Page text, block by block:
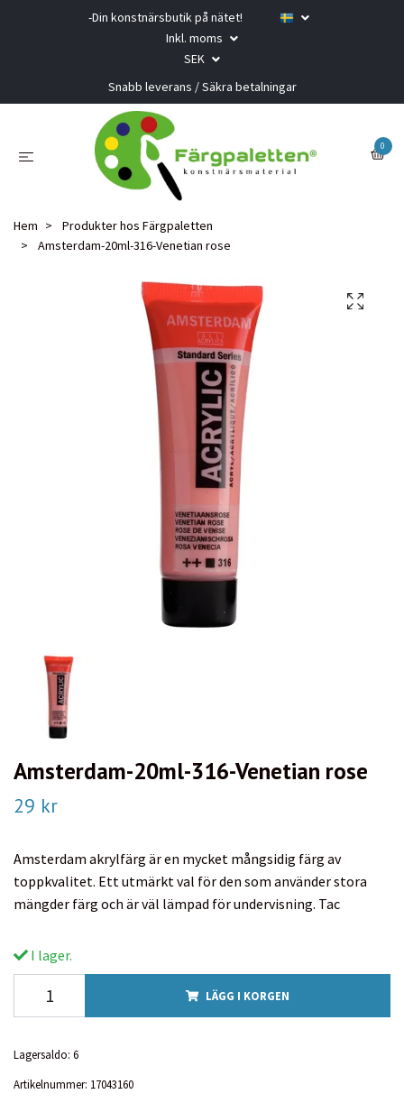
-Din konstnärsbutik på nätet!
Inkl. moms
SEK
Snabb leverans / Säkra betalningar
0
Hem
Produkter hos Färgpaletten
Amsterdam-20ml-316-Venetian rose
Amsterdam-20ml-316-Venetian rose
29 kr
Amsterdam akrylfärg är en mycket mångsidig färg av
toppkvalitet. Ett utmärkt val för den som använder stora
mängder färg och är väl lämpad för undervisning. Tac
I lager.
LÄGG I KORGEN
Lagersaldo: 6
Artikelnummer: 17043160